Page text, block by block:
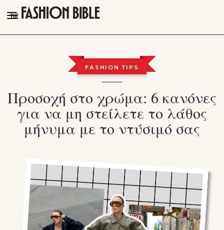
THE FASHION BIBLE
TALK OF THE TOWN
PLEASURES
VIDEOS
Facebook
Instagram
Youtube
TikTok
FASHION TIPS
Προσοχή στο χρώμα: 6 κανόνες
για να μη στείλετε το λάθος
μήνυμα με το ντύσιμό σας